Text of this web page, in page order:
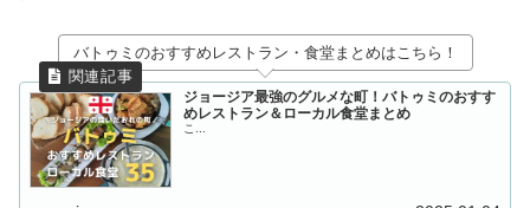
バトゥミのおすすめレストラン・食堂まとめはこちら！
ジョージア最強のグルメな町！バトゥミのおすす
めレストラン＆ローカル食堂まとめ
こ...